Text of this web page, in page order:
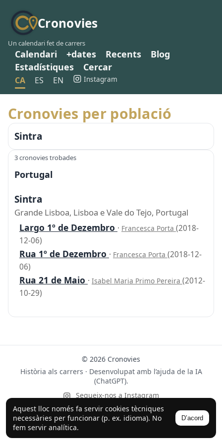
Cronovies
Un calendari fet de carrers
Calendari +dates Recents
Blog
Estadístiques
Cercar
CA ES EN Instagram
Aquest lloc només fa servir cookies tècniques
necessàries per funcionar (p. ex. idioma). No
fem servir analítica.
D’acord
Cronovies per població
Sintra
3 cronovies trobades
Portugal
Sintra
Grande Lisboa, Lisboa e Vale do Tejo, Portugal
Largo 1º de Dezembro · Francesca Porta (2018-
12-06)
Rua 1º de Dezembro · Francesca Porta (2018-12-
06)
Rua 21 de Maio · Isabel Maria Primo Pereira (2012-
10-29)
© 2026 Cronovies
Història als carrers · Desenvolupat amb l’ajuda de la IA
(ChatGPT).
Segueix-nos a Instagram